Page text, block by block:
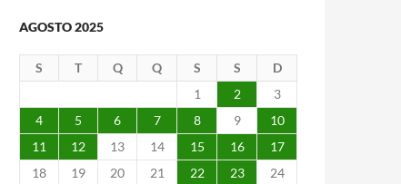
AGOSTO 2025
S T Q Q S S
D
1
2
3
4
5 6 7 8 9
10
11
12 13 14 15 16
17
18
19 20 21 22 23
24